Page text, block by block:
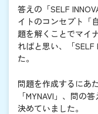
答えの「SELF
イトのコンセプト「
題を解くことでマイ
ればと思い、「SELF
た。
問題を作成するにあ
「MYNAVI」、問の
決めていました。